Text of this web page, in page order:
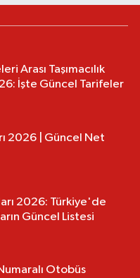
Arası Taşımacılık
İşte Güncel Tarifeler
2026 | Güncel Net
2026: Türkiye'de
Güncel Listesi
Otobüs